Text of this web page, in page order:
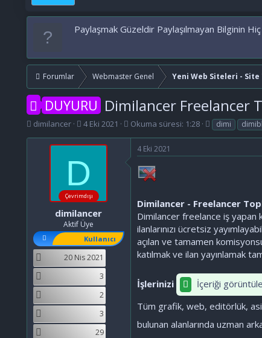
Paylaşmak Güzeldir Paylaşılmayan Bilginin
Forumlar Webmaster Genel Yeni Web Siteleri - Site
DUYURU Dimilancer Freelancer
K
l
a
t
a
n
dimilancer
B
ş
a
n
g
ı
ç
t
a
r
i
h
4 Eki 2021 Okuma süresi: 1:28
E
t
k
e
r
dimi
D
Çevrimdışı
dimilancer
Aktif Üye
Kullanıcı
20 Nis 2021
3
2
3
29
4 Eki 2021
Dimilancer - Freelancer
Dimilancer freelance iş
ilanlarınızı ücretsiz
açılan ve tamamen
katılmak ve ilan yayınlamak
İşlerinizi İçeriği
Tüm grafik, web, editörlük,
bulunan alanlarında uzman